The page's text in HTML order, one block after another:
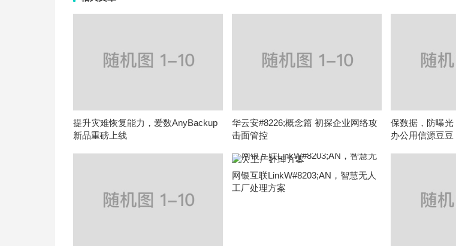
提升灾难恢复能力，爱数AnyBackup
新品重磅上线
华云安#8226;概念篇 初探企业网络攻
击面管控
保数据，防曝
办公用信源豆豆
网银互联LinkW#8203;AN，智慧无人
工厂处理方案